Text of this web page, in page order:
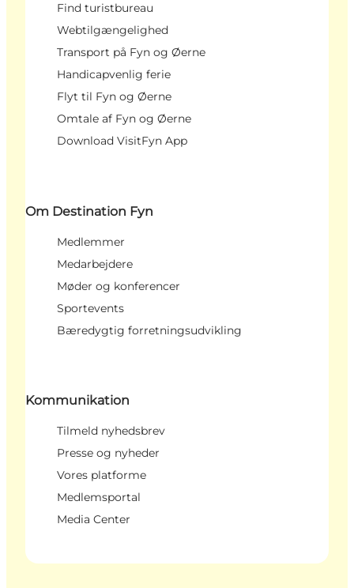
Find turistbureau
Webtilgængelighed
Transport på Fyn og Øerne
Handicapvenlig ferie
Flyt til Fyn og Øerne
Omtale af Fyn og Øerne
Download VisitFyn App
Om Destination Fyn
Medlemmer
Medarbejdere
Møder og konferencer
Sportevents
Bæredygtig forretningsudvikling
Kommunikation
Tilmeld nyhedsbrev
Presse og nyheder
Vores platforme
Medlemsportal
Media Center